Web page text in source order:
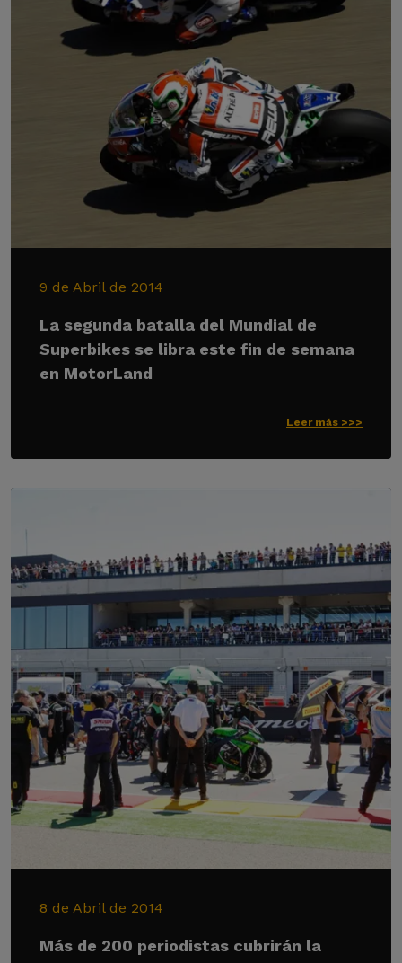
9 de Abril de 2014
La segunda batalla del Mundial de
Superbikes se libra este fin de semana
en MotorLand
Leer más >>>
8 de Abril de 2014
Más de 200 periodistas cubrirán la